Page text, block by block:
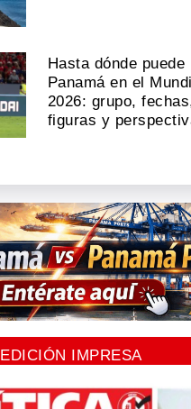
Hasta dónde puede
Panamá en el
2026: grupo,
figuras y
EDICIÓN IMPRESA